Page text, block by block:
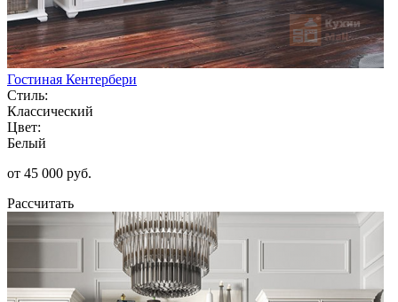
Гостиная Кентербери
Стиль:
Классический
Цвет:
Белый
от 45 000 руб.
Рассчитать